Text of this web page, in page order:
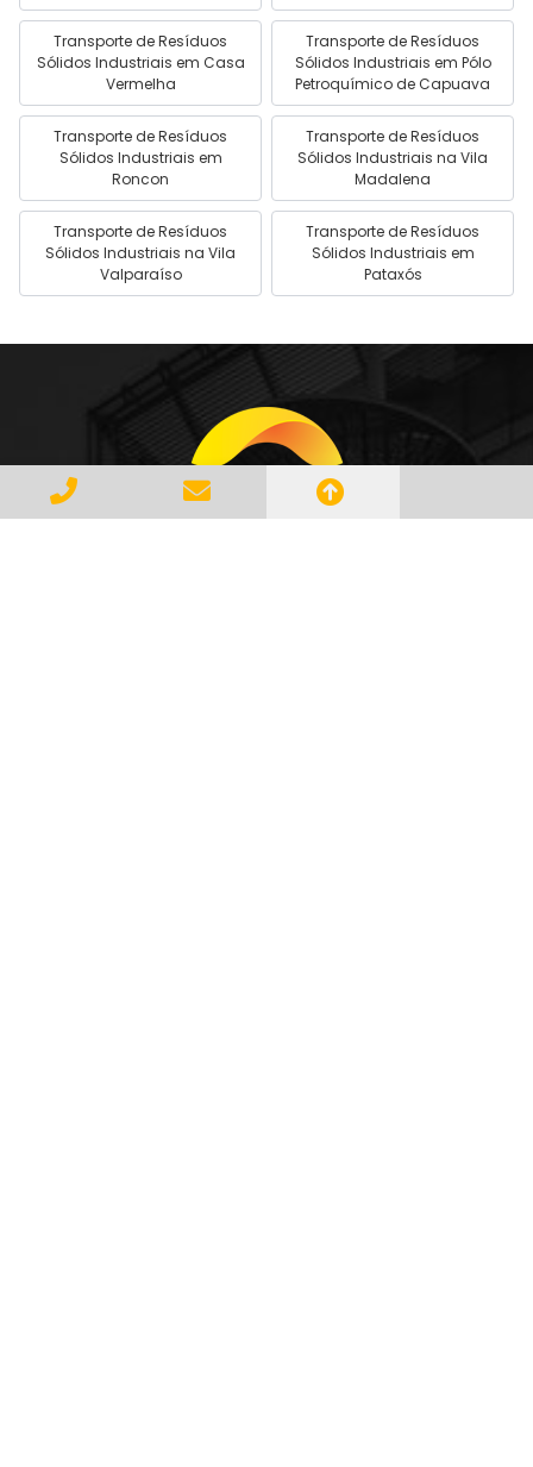
Transporte de Resíduos
Sólidos Industriais em Casa
Vermelha
Transporte de Resíduos
Sólidos Industriais em Pólo
Petroquímico de Capuava
Transporte de Resíduos
Sólidos Industriais em
Roncon
Transporte de Resíduos
Sólidos Industriais na Vila
Madalena
Transporte de Resíduos
Sólidos Industriais na Vila
Valparaíso
Transporte de Resíduos
Sólidos Industriais em
Pataxós